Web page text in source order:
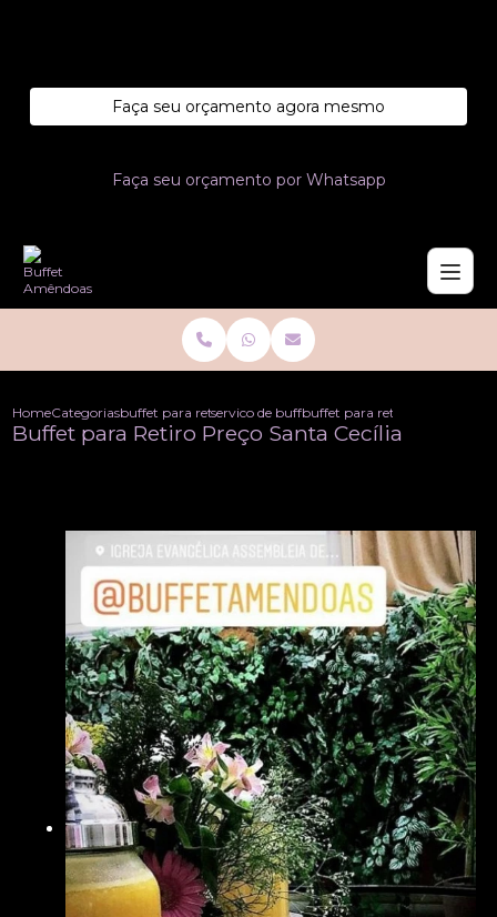
Faça seu orçamento agora mesmo
Faça seu orçamento por Whatsapp
HomeCategoriasbuffet para retirosservico de buffet para retirosbuffet para retiro preco santa
Buffet para Retiro Preço Santa Cecília